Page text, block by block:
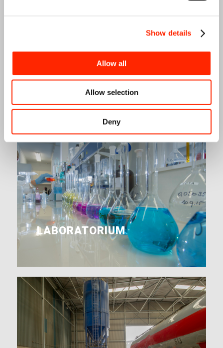
Show details
Allow all
Allow selection
Deny
LABORATORIUM